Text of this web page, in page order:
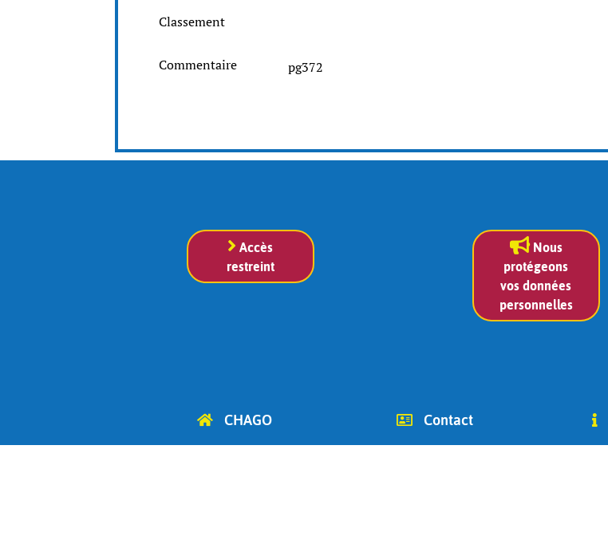
Classement
Commentaire pg372
Accès
restreint
Nous
protégeons
vos données
personnelles
CHAGO Contact